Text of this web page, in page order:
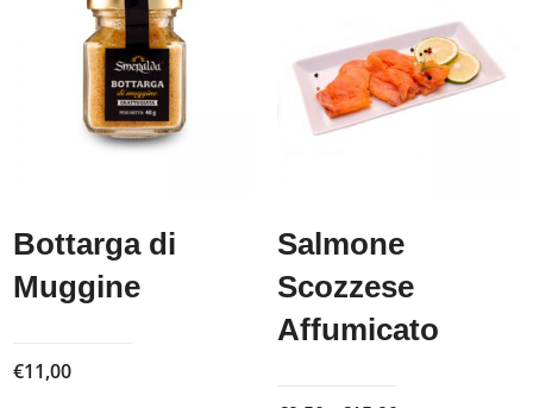
Bottarga di
Muggine
€11,00
Salmone
Scozzese
Affumicato